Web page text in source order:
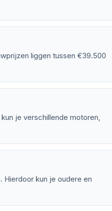
liggen tussen €39.500
je verschillende motoren,
Hierdoor kun je oudere en